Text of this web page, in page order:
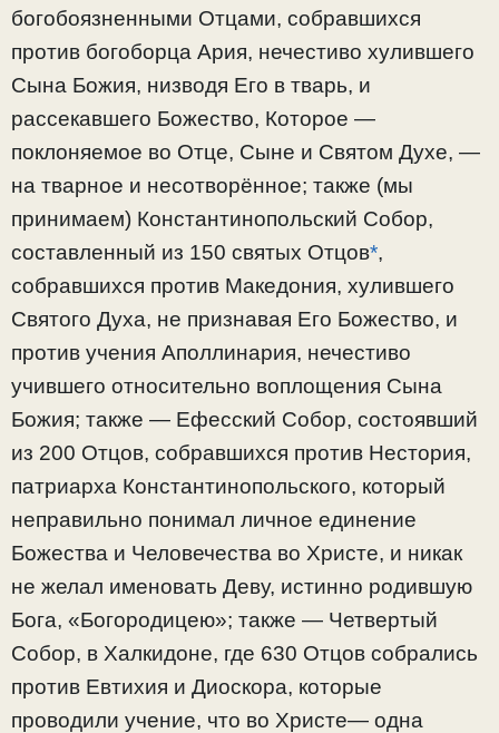
богобоязненными Отцами, собравшихся
против богоборца Ария, нечестиво хулившего
Сына Божия, низводя Его в тварь, и
рассекавшего Божество, Которое —
поклоняемое во Отце, Сыне и Святом Духе, —
на тварное и несотворённое; также (мы
принимаем) Константинопольский Собор,
составленный из 150 святых Отцов*,
собравшихся против Македония, хулившего
Святого Духа, не признавая Его Божество, и
против учения Аполлинария, нечестиво
учившего относительно воплощения Сына
Божия; также — Ефесский Собор, состоявший
из 200 Отцов, собравшихся против Нестория,
патриарха Константинопольского, который
неправильно понимал личное единение
Божества и Человечества во Христе, и никак
не желал именовать Деву, истинно родившую
Бога, «Богородицею»; также — Четвертый
Собор, в Халкидоне, где 630 Отцов собрались
против Евтихия и Диоскора, которые
проводили учение, что во Христе— одна